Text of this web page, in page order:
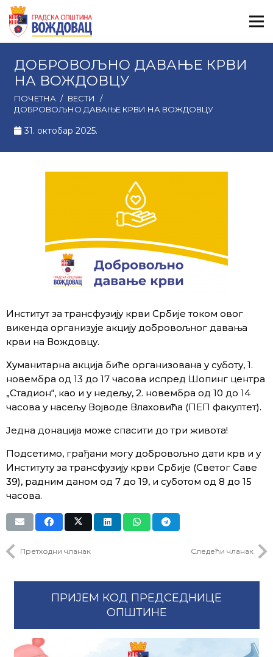
ДОБРОВОЉНО ДАВАЊЕ КРВИ
НА ВОЖДОВЦУ
ПОЧЕТНА / ВЕСТИ
/
ДОБРОВОЉНО ДАВАЊЕ КРВИ НА ВОЖДОВЦУ
31. октобар 2025.
Институт за трансфузију крви Србије током овог
викенда организује акцију добровољног давања
крви на Вождовцу.
Хуманитарна акција биће организована у суботу, 1.
новембра од 13 до 17 часова испред Шопинг центра
„Стадион“, као и у недељу, 2. новембра од 10 до 14
часова у насељу Војводе Влаховића (ПЕП факултет).
Једна донација може спасити до три живота!
Подсетимо, грађани могу добровољно дати крв и у
Институту за трансфузију крви Србије (Светог Саве
39), радним даном од 7 до 19, и суботом од 8 до 15
часова.
Претходни чланак Следећи чланак
ПРИЈЕМ КОД ПРЕДСЕДНИЦЕ
ОПШТИНЕ